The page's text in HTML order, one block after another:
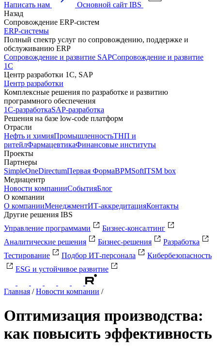
Написать нам
Основной сайт IBS
Назад
Сопровождение ERP-систем
ERP-системы
Полный спектр услуг по сопровождению, поддержке и
обслуживанию ERP
Сопровождение и развитие SAPСопровождение и развитие
1С
Центр разработки 1С, SAP
Центр разработки
Комплексные решения по разработке и развитию
программного обеспечения
1С-разработкаSAP-разработка
Решения на базе low-code платформ
Отрасли
Нефть и химияПромышленностьТНП и
ритейлФармацевтикаФинансовые институты
Проекты
Партнеры
SimpleOneDirectumПервая ФормаBPMSoftITSM box
Медиацентр
Новости компанииСобытияБлог
О компании
О компанииМенеджментИТ-аккредитацияКонтакты
Другие решения IBS
Управление программами
Бизнес-консалтинг
Аналитические решения
Бизнес-решения
Разработка
Тестирование
Подбор ИТ-персонала
Кибербезопасность
ESG и устойчивое развитие
Главная / Новости компании /
Оптимизация производства:
как повысить эффективность